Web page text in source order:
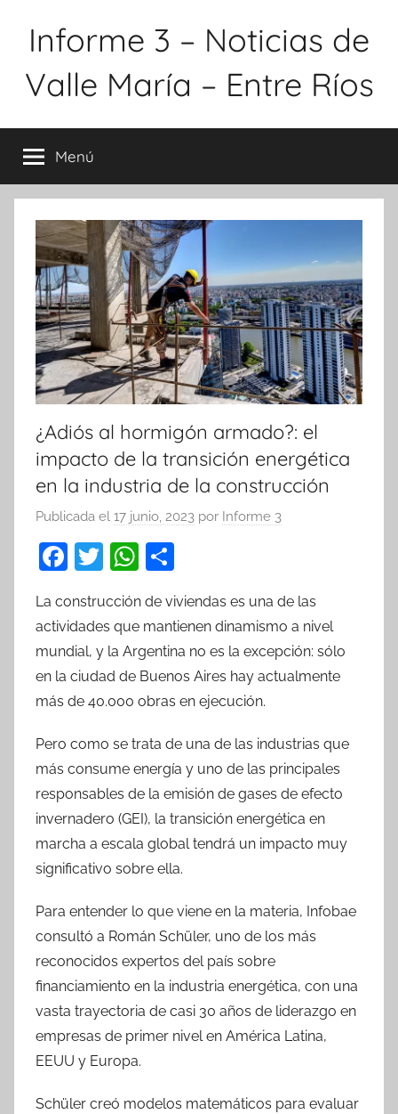
Informe 3 – Noticias de
Valle María – Entre Ríos
Menú
¿Adiós al hormigón armado?: el
impacto de la transición energética
en la industria de la construcción
Publicada el 17 junio, 2023 por Informe 3
F
c
e
b
o
k
T
itt
er
W
at
s
A
p
m
p
ar
tir
La construcción de viviendas es una de las
actividades que mantienen dinamismo a nivel
mundial, y la Argentina no es la excepción: sólo
en la ciudad de Buenos Aires hay actualmente
más de 40.000 obras en ejecución.
Pero como se trata de una de las industrias que
más consume energía y uno de las principales
responsables de la emisión de gases de efecto
invernadero (GEI), la transición energética en
marcha a escala global tendrá un impacto muy
significativo sobre ella.
Para entender lo que viene en la materia, Infobae
consultó a Román Schüler, uno de los más
reconocidos expertos del país sobre
financiamiento en la industria energética, con una
vasta trayectoria de casi 30 años de liderazgo en
empresas de primer nivel en América Latina,
EEUU y Europa.
Schüler creó modelos matemáticos para evaluar